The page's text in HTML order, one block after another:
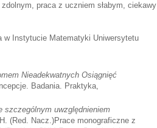
praca z uczniem słabym, ciekawy
w Instytucie Matematyki Uniwersytetu
Nieadekwatnych Osiągnięć
Badania. Praktyka,
szczególnym uwzględnieniem
H. (Red. Nacz.)Prace monograficzne z